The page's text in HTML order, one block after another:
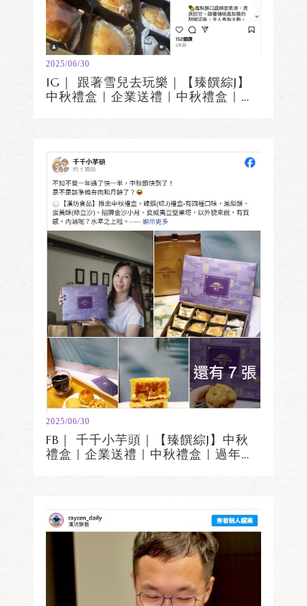
2025/06/30
IG｜ 跟著雪兒去玩樂｜【臻饌綜J】
中秋禮盒｜企業送禮｜中秋禮盒｜過
2025/06/30
FB｜ 千千小芋頭｜【臻饌綜J】中秋
禮盒｜企業送禮｜中秋禮盒｜過年禮